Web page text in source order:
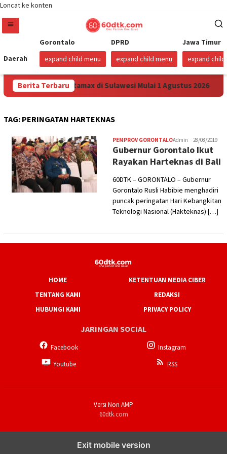
Loncat ke konten
Daerah
Gorontalo
expand child menu
DPRD
expand child menu
Jawa Timur
expand child
Berita Terbaru
Harga Pertamax di Sulawesi Mulai 1 Agustus 2026
TAG: PERINGATAN HARTEKNAS
PEMPROV GORONTALOAdmin 28/08/2019
Gubernur Gorontalo Ikut
Rayakan Harteknas di Bali
60DTK – GORONTALO – Gubernur
Gorontalo Rusli Habibie menghadiri
puncak peringatan Hari Kebangkitan
Teknologi Nasional (Hakteknas) […]
HOME
KETENTUAN MEDIA CIBER
TENTANG KAMI
REDAKSI
HUBUNGI KAMI
PRIVACY POLICY
JARINGAN SOCIAL
Facebook
Instagram
Youtube
RSS
Versi Non AMP
60dtk.com
Exit mobile version